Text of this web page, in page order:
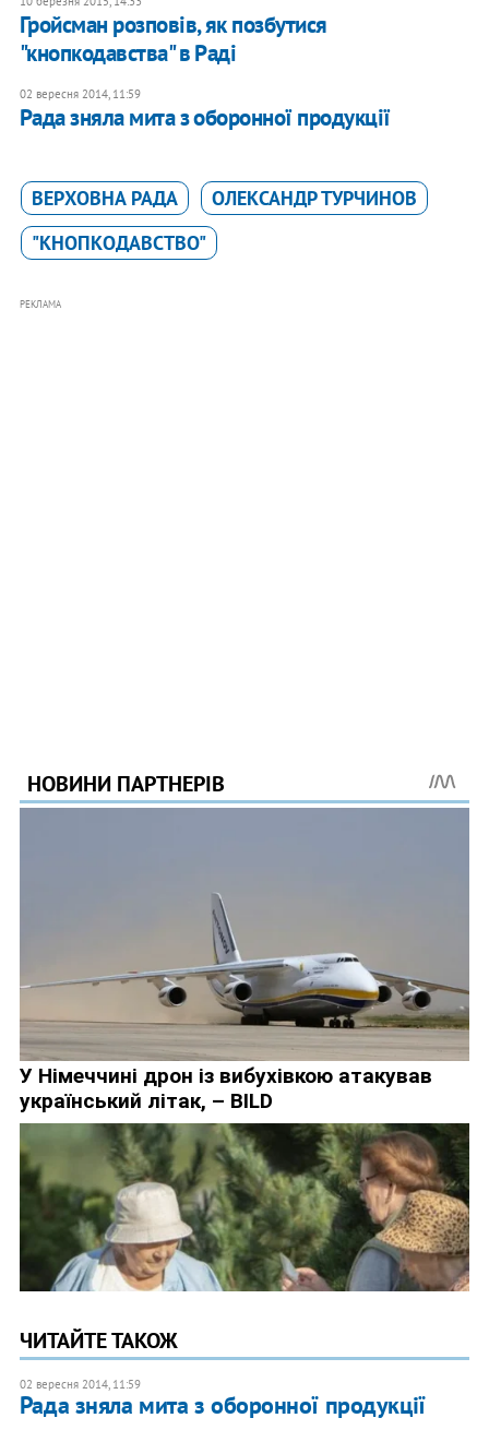
Гройсман розповів, як позбутися
"кнопкодавства" в Раді
02 вересня 2014, 11:59
Рада зняла мита з оборонної продукції
ВЕРХОВНА РАДА
ОЛЕКСАНДР ТУРЧИНОВ
"КНОПКОДАВСТВО"
РЕКЛАМА
ЧИТАЙТЕ ТАКОЖ
02 вересня 2014, 11:59
Рада зняла мита з оборонної продукції